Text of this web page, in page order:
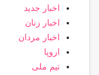
اخبار جدید
اخبار زنان
اخبار مردان
اروپا
تیم ملی